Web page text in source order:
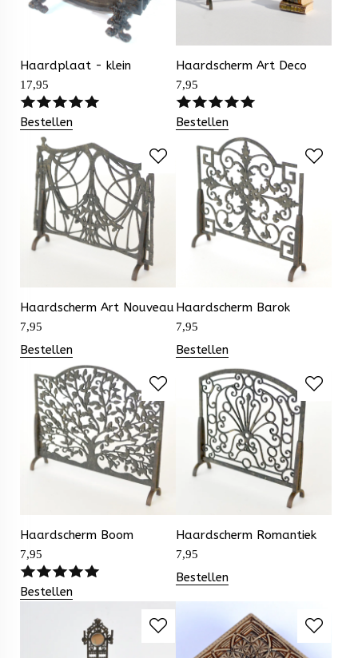
Haardplaat - klein
17,95
Bestellen
Haardscherm Art Deco
7,95
Bestellen
Haardscherm Art Nouveau
7,95
Bestellen
Haardscherm Barok
7,95
Bestellen
Haardscherm Boom
7,95
Bestellen
Haardscherm Romantiek
7,95
Bestellen